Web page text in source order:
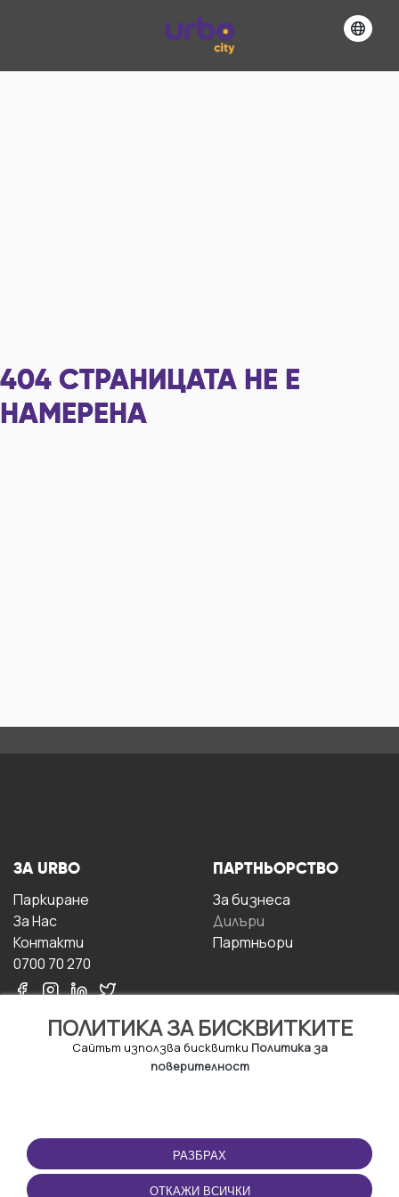
404 СТРАНИЦАТА НЕ Е
НАМЕРЕНА
ПОЛИТИКА ЗА БИСКВИТКИТЕ
Сайтът използва бисквитки Политика за
поверителност
РАЗБРАХ
ОТКАЖИ ВСИЧКИ
ЗА URBO
Паркиране
За Hас
Контакти
0700 70 270
ПАРТНЬОРСТВО
За бизнесa
Дилъри
Партньори
ПОЛЗВАНЕ
Правила и условия за
ползване
ПРИЛОЖЕНИЕТО